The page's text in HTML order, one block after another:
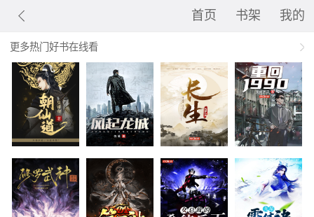
首页 书架 我的
更多热门好书在线看